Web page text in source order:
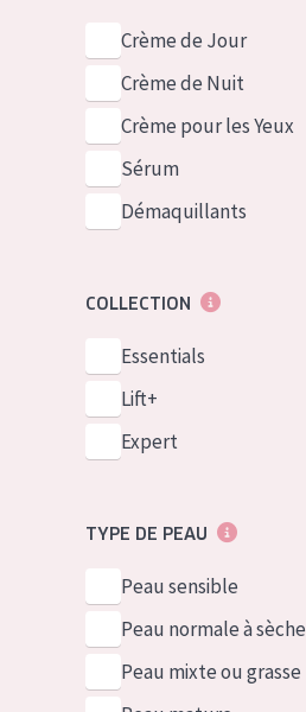
Crème de Jour
Crème de Nuit
Crème pour les Yeux
Sérum
Démaquillants
COLLECTION
Essentials
Lift+
Expert
TYPE DE PEAU
Peau sensible
Peau normale à sèche
Peau mixte ou grasse